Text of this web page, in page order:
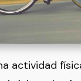
actividad